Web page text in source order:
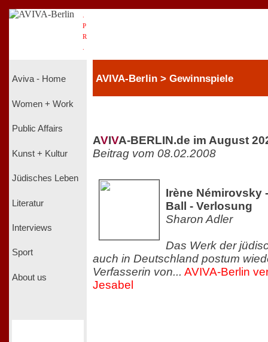
P
R
Aviva - Home
Women + Work
Public Affairs
Kunst + Kultur
Jüdisches Leben
Literatur
Interviews
Sport
About us
AVIVA-Berlin > Gewinnspiele
AVIVA-BERLIN.de im August
Beitrag vom 08.02.2008
Irène Némirovsky
Ball - Verlosung
Sharon Adler
Das Werk der
auch in Deutschland postum
Verfasserin von... AVIVA-Berlin
Jesabel